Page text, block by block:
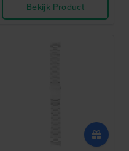
Bekijk Product